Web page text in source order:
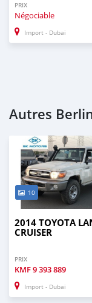
PRIX
Négociable
Import - Dubai
Autres
10
2014 TOYOTA
CRUISER
PRIX
KMF9 393 889
Import - Dubai